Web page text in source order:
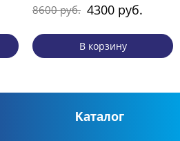
8600 руб. 4300 руб.
В корзину
Каталог